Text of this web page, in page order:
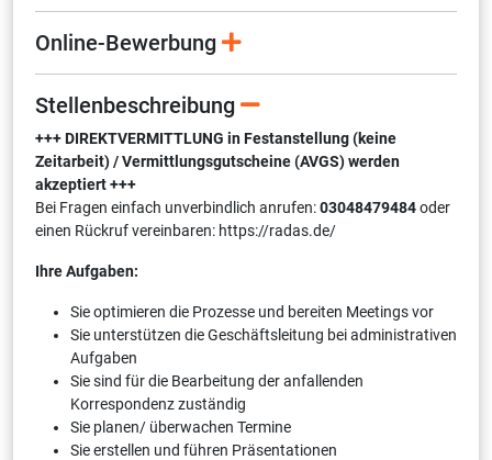
Online-Bewerbung
Stellenbeschreibung
+++ DIREKTVERMITTLUNG in Festanstellung (keine
Zeitarbeit) / Vermittlungsgutscheine (AVGS) werden
akzeptiert +++
Bei Fragen einfach unverbindlich anrufen:03048479484oder
einen Rückruf vereinbaren: https://radas.de/
Ihre Aufgaben:
Sie optimieren die Prozesse und bereiten Meetings vor
Sie unterstützen die Geschäftsleitung bei administrativen
Aufgaben
Sie sind für die Bearbeitung der anfallenden
Korrespondenz zuständig
Sie planen/ überwachen Termine
Sie erstellen und führen Präsentationen